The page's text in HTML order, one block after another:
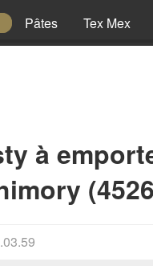
Pâtes Tex Mex
à